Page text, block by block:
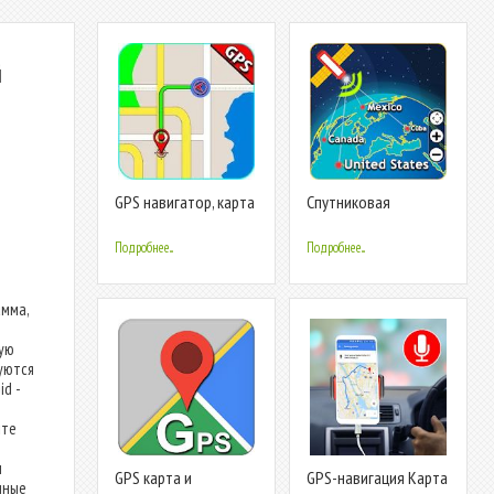
-
GPS навигатор, карта
GPS
Подробнее...
Спутниковая
карта маршрутов
Подробнее...
GPS карта и
GPS-навигация Карта